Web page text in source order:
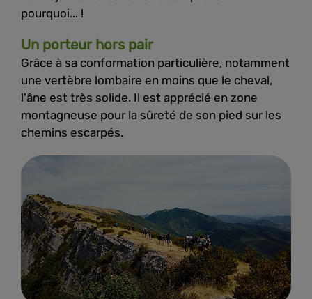
pourquoi... !
Un porteur hors pair
Grâce à sa conformation particulière, notamment
une vertèbre lombaire en moins que le cheval,
l'âne est très solide. Il est apprécié en zone
montagneuse pour la sûreté de son pied sur les
chemins escarpés.